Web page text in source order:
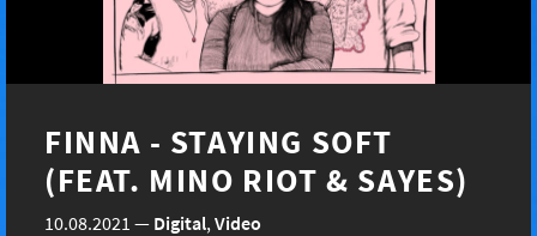
FINNA - STAYING SOFT
(FEAT. MINO RIOT & SAYES)
10.08.2021 — Digital,Video